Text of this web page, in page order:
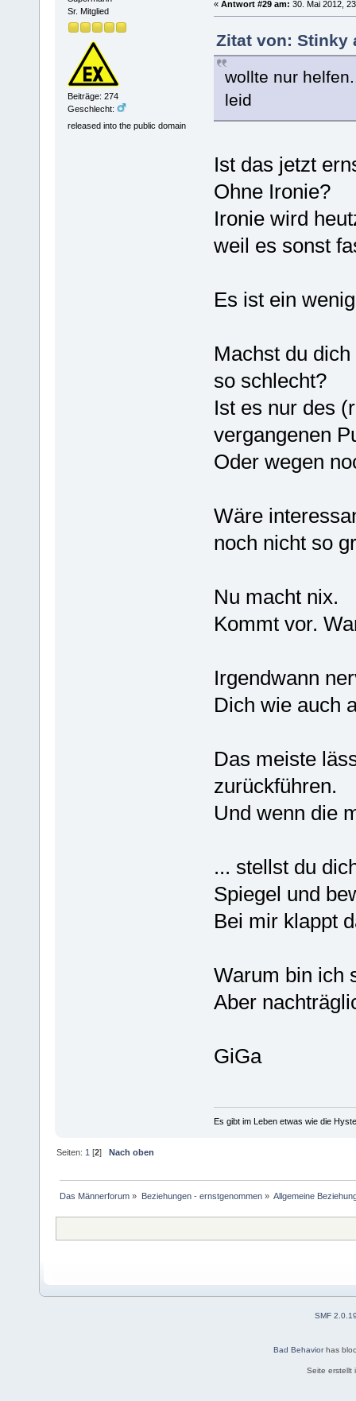
Sr. Mitglied
Beiträge: 274
Geschlecht:
released into the public domain
« Antwort #29 am: 30. Mai 2012,
Zitat von: Stinky
wollte nur
leid
Ist das jetzt
Ohne Ironie?
Ironie wird
weil es sonst
Es ist ein
Machst du
so schlecht?
Ist es nur des
vergangenen
Oder wegen
Wäre
noch nicht so
Nu macht nix.
Kommt vor.
Irgendwann
Dich wie auch
Das meiste
zurückführen.
Und wenn die
... stellst du
Spiegel und
Bei mir klappt
Warum bin ich
Aber
GiGa
Es gibt im Leben etwas wie die
Seiten: 1 [2] Nach oben
Das Männerforum » Beziehungen - ernstgenommen» Allgemeine
SMF
Bad Behaviorhas
Seite erstellt